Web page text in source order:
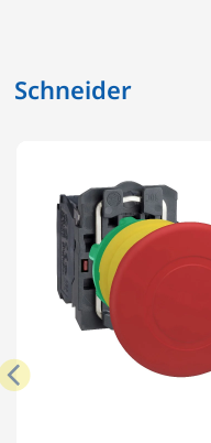
Schneider